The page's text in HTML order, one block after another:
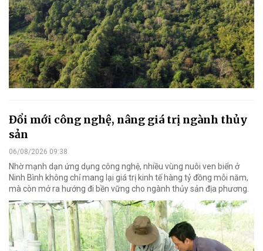
Đổi mới công nghệ, nâng giá trị ngành thủy
sản
06/08/2026 09:38
Nhờ mạnh dạn ứng dụng công nghệ, nhiều vùng nuôi ven biển ở
Ninh Bình không chỉ mang lại giá trị kinh tế hàng tỷ đồng mỗi năm,
mà còn mở ra hướng đi bền vững cho ngành thủy sản địa phương.